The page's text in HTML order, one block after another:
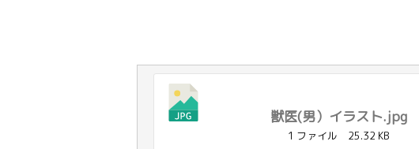
獣医(男）イラスト.jpg
1 ファイル 25.32 KB